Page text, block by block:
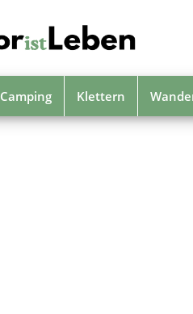
Camping Klettern